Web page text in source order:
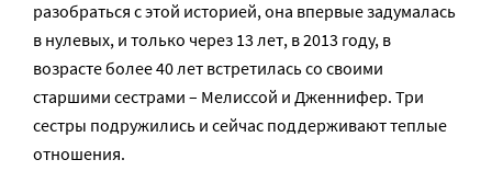
разобраться с этой историей, она впервые задумалась
в нулевых, и только через 13 лет, в 2013 году, в
возрасте более 40 лет встретилась со своими
старшими сестрами – Мелиссой и Дженнифер. Три
сестры подружились и сейчас поддерживают теплые
отношения.